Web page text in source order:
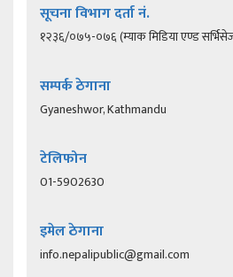
सूचना विभाग दर्ता नं.
१२३६/०७५-०७६ (म्याक मिडिया एण्ड सर्भिसेज
सम्पर्क ठेगाना
Gyaneshwor, Kathmandu
टेलिफोन
01-5902630
इमेल ठेगाना
info.nepalipublic@gmail.com